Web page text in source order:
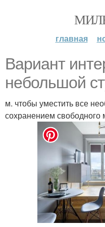
главная
Вариант
небольшой
м. чтобы уместить все
сохранением свободного